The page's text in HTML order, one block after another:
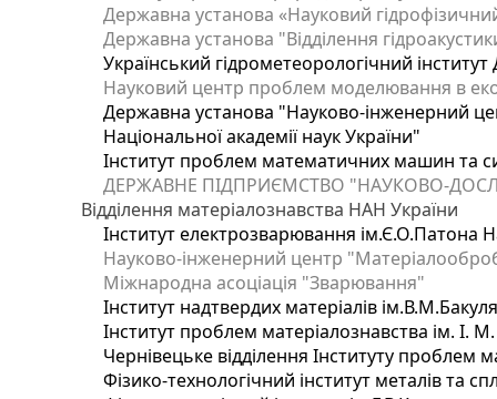
Державна установа «Науковий
Державна установа "Відділення
Український гідрометеорологічний
Науковий центр проблем моделювання в
Державна установа "Науково-інженерний
Національної академії наук України"
Інститут проблем математичних машин та
ДЕРЖАВНЕ ПІДПРИЄМСТВО "НАУКОВО-
Відділення матеріалознавства НАН України
Інститут електрозварювання ім.Є.О.Патона
Науково-інженерний центр
Міжнародна асоціація "Зварювання"
Інститут надтвердих матеріалів
Інститут проблем матеріалознавства ім. І.
Чернівецьке відділення Інституту проблем
Фізико-технологічний інститут металів та